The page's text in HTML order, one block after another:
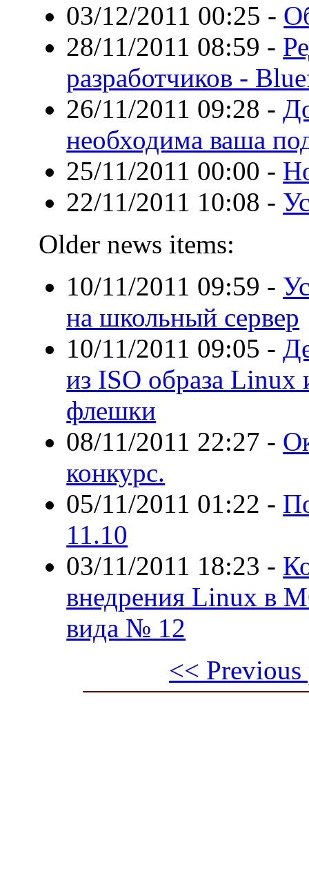
03/12/2011 00:25 -
28/11/2011 08:59 -
разработчиков -
26/11/2011 09:28 -
необходима ваша
25/11/2011 00:00 -
22/11/2011 10:08 -
Older news items:
10/11/2011 09:59 -
на школьный сервер
10/11/2011 09:05 -
из ISO образа Linux
флешки
08/11/2011 22:27 -
конкурс.
05/11/2011 01:22 -
11.10
03/11/2011 18:23 -
внедрения Linux в
вида № 12
<< Previous